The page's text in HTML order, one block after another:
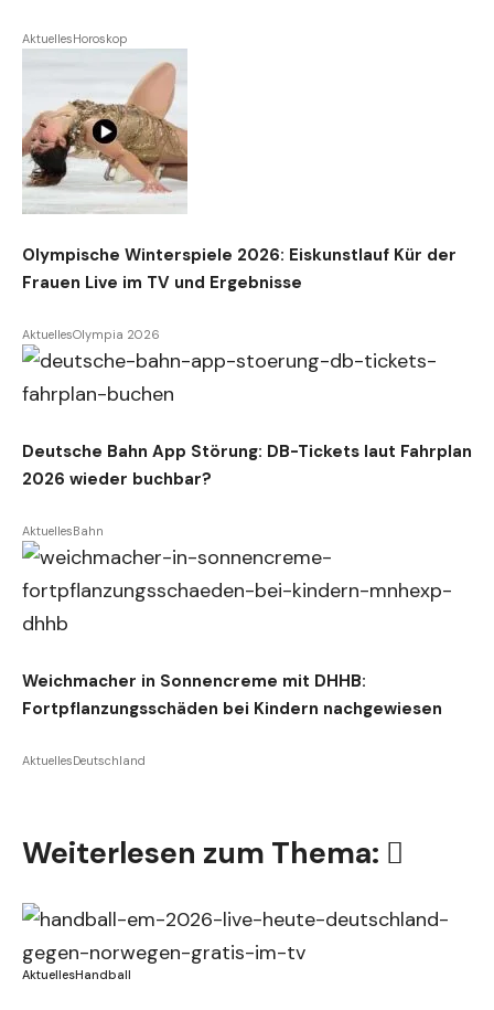
AktuellesHoroskop
Olympische Winterspiele 2026: Eiskunstlauf Kür der
Frauen Live im TV und Ergebnisse
AktuellesOlympia 2026
Deutsche Bahn App Störung: DB-Tickets laut Fahrplan
2026 wieder buchbar?
AktuellesBahn
Weichmacher in Sonnencreme mit DHHB:
Fortpflanzungsschäden bei Kindern nachgewiesen
AktuellesDeutschland
Weiterlesen zum Thema:
AktuellesHandball